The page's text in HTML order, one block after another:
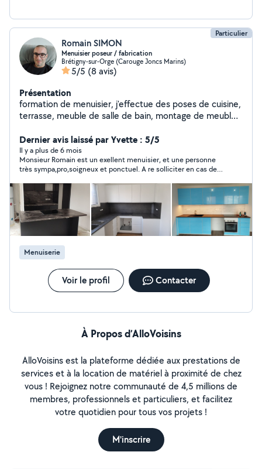
Particulier
Romain SIMON
Menuisier poseur / fabrication
Brétigny-sur-Orge (Carouge Joncs Marins)
5/5 (8 avis)
Présentation
formation de menuisier, j'effectue des poses de cuisine,
terrasse, meuble de salle de bain, montage de meuble.
étant limité par la plateforme.
Dernier avis laissé par Yvette : 5/5
Il y a plus de 6 mois
Monsieur Romain est un exellent menuisier, et une personne
très sympa,pro,soigneux et ponctuel. A re solliciter en cas de
Menuiserie
Voir le profil Contacter
À Propos d’AlloVoisins
AlloVoisins est la plateforme dédiée aux prestations de
services et à la location de matériel à proximité de chez
vous ! Rejoignez notre communauté de 4,5 millions de
membres, professionnels et particuliers, et facilitez
votre quotidien pour tous vos projets !
M'inscrire